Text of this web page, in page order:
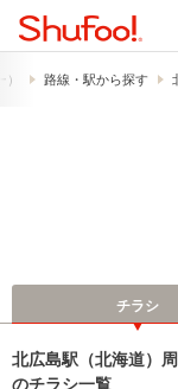
路線・駅から探す
チラシ
北広島駅（北海道）
のチラシ一覧